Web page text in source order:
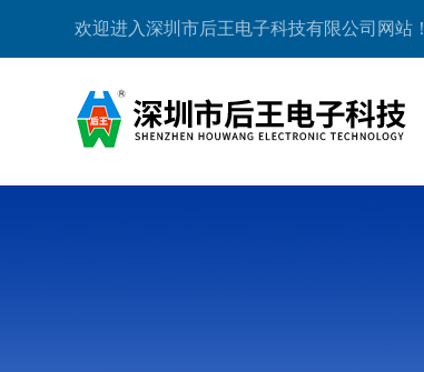
欢迎进入深圳市后王电子科技有限公司网站！